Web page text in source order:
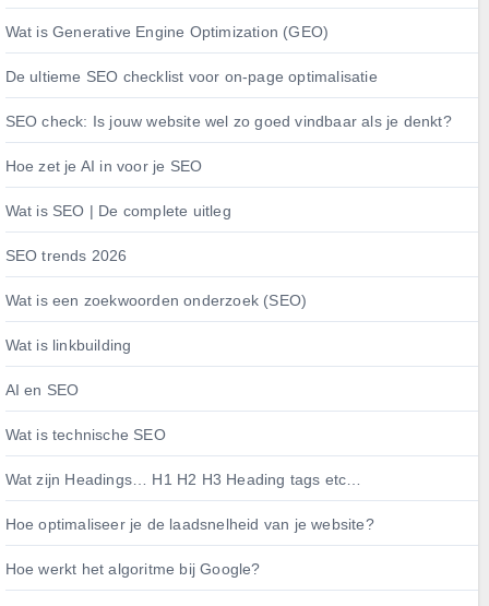
Wat is Generative Engine Optimization (GEO)
De ultieme SEO checklist voor on-page optimalisatie
SEO check: Is jouw website wel zo goed vindbaar als je denkt?
Hoe zet je AI in voor je SEO
Wat is SEO | De complete uitleg
SEO trends 2026
Wat is een zoekwoorden onderzoek (SEO)
Wat is linkbuilding
AI en SEO
Wat is technische SEO
Wat zijn Headings… H1 H2 H3 Heading tags etc…
Hoe optimaliseer je de laadsnelheid van je website?
Hoe werkt het algoritme bij Google?